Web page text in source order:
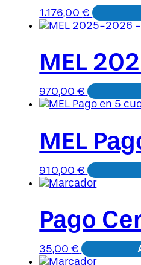
1.176,00€
MEL
970,00€
MEL
910,00€
Pago
35,00€